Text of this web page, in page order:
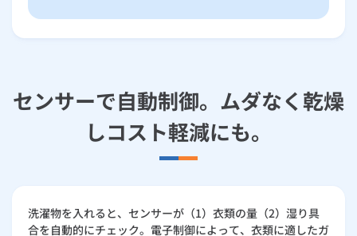
センサーで自動制御。ムダなく乾燥
しコスト軽減にも。
洗濯物を入れると、センサーが（1）衣類の量（2）湿り具
合を自動的にチェック。電子制御によって、衣類に適したガ